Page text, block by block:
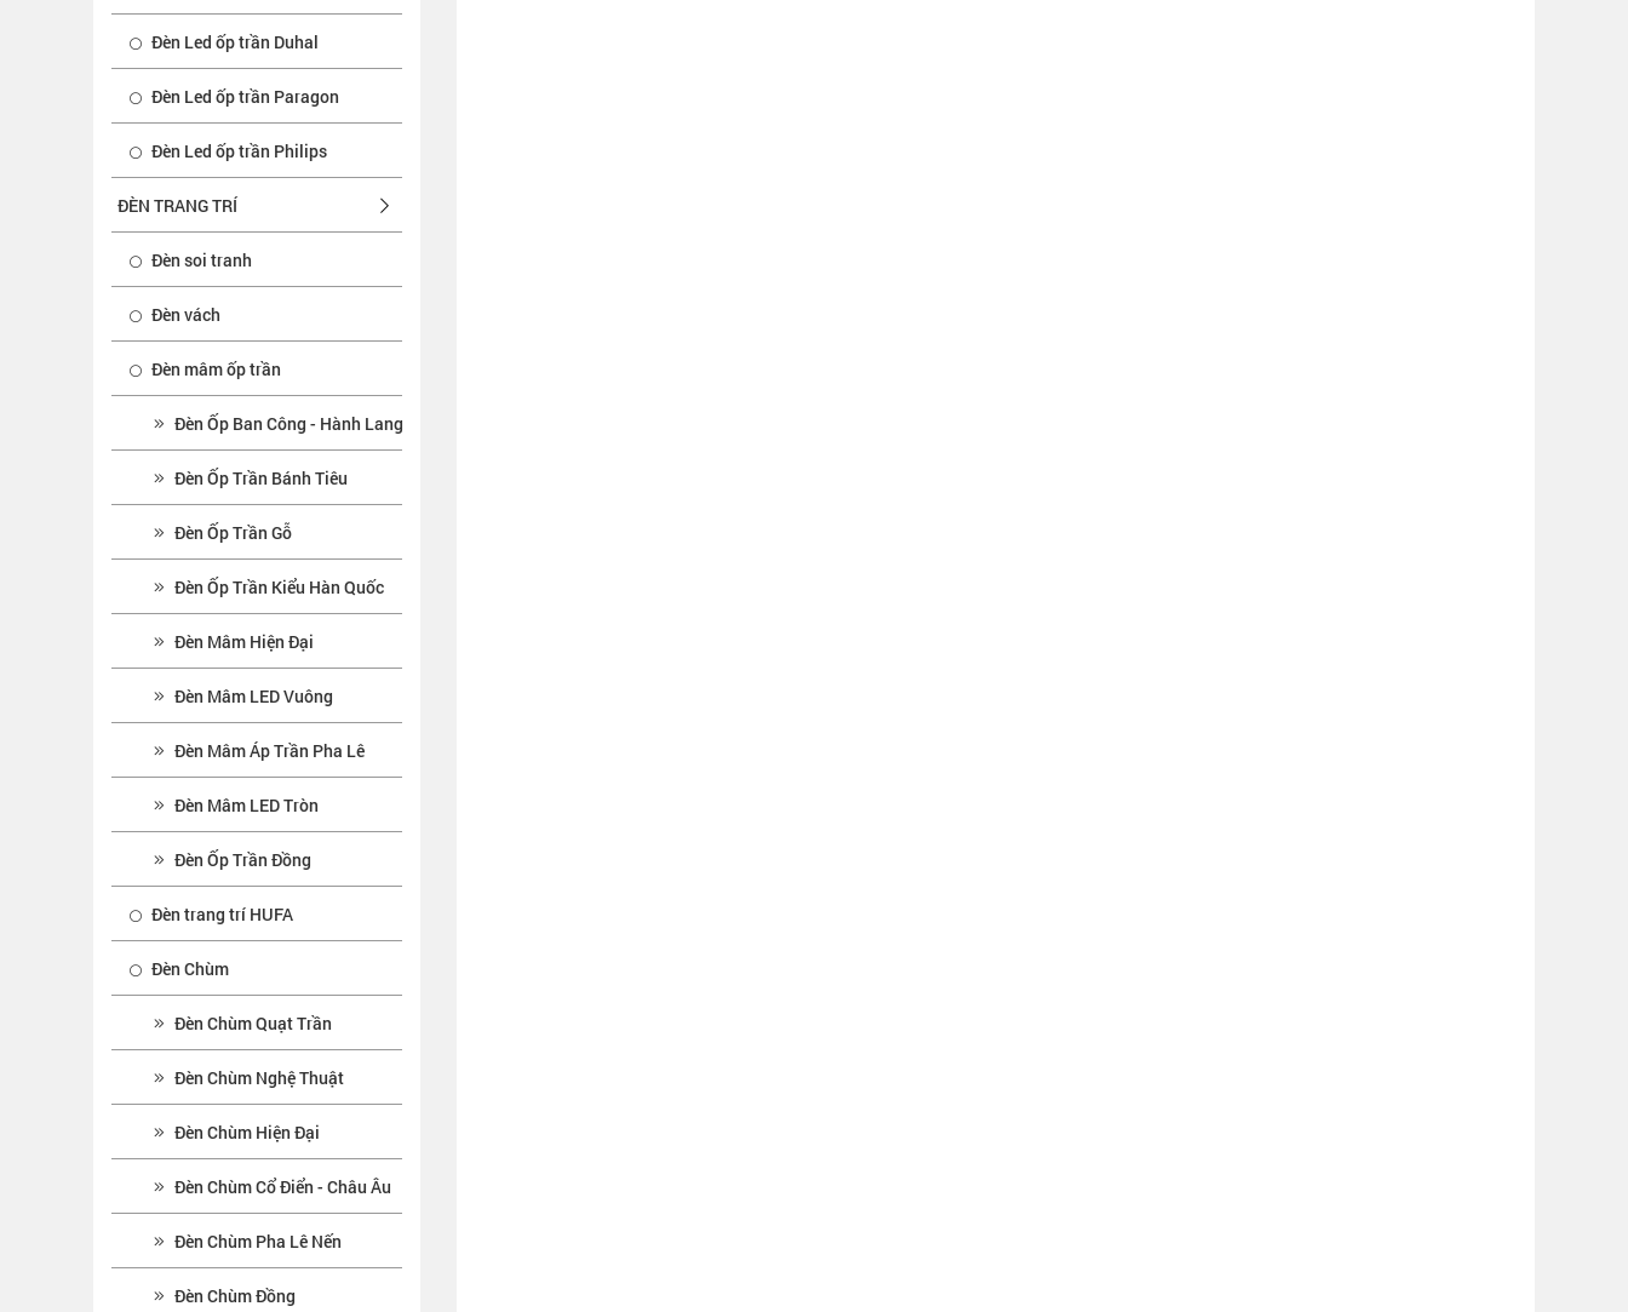
Đèn Led ốp trần Duhal
Đèn Led ốp trần Paragon
Đèn Led ốp trần Philips
ĐÈN TRANG TRÍ
Đèn soi tranh
Đèn vách
Đèn mâm ốp trần
Đèn Ốp Ban Công - Hành Lang
Đèn Ốp Trần Bánh Tiêu
Đèn Ốp Trần Gỗ
Đèn Ốp Trần Kiểu Hàn Quốc
Đèn Mâm Hiện Đại
Đèn Mâm LED Vuông
Đèn Mâm Áp Trần Pha Lê
Đèn Mâm LED Tròn
Đèn Ốp Trần Đồng
Đèn trang trí HUFA
Đèn Chùm
Đèn Chùm Quạt Trần
Đèn Chùm Nghệ Thuật
Đèn Chùm Hiện Đại
Đèn Chùm Cổ Điển - Châu Âu
Đèn Chùm Pha Lê Nến
Đèn Chùm Đồng